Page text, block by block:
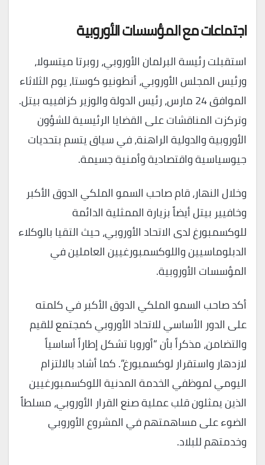
اجتماعات مع المؤسسات الأوروبية
استقبلت رئيسة البرلمان الأوروبي، روبرتا ميتسولا،
ورئيس المجلس الأوروبي، أنطونيو كوستا، يوم الثلاثاء
الموافق 24 مارس، رئيس الدولة والوزير كزافييه بيتل.
وتركزت المناقشات على القضايا الرئيسية للشؤون
الأوروبية والدولية الراهنة، في سياق يتسم بتحديات
جيوسياسية واقتصادية وأمنية جسيمة.
وخلال النهار، قام صاحب السمو الملكي الدوق الأكبر
وخافيير بيتل أيضاً بزيارة الممثلية الدائمة
للوكسمبورغ لدى الاتحاد الأوروبي، حيث التقيا بالوكلاء
الدبلوماسيين واللوكسمبورغيين العاملين في
المؤسسات الأوروبية.
أكد صاحب السمو الملكي الدوق الأكبر في كلمته
على الدور الأساسي للاتحاد الأوروبي كمجتمع للقيم
والتضامن، مذكراً بأن “أوروبا تشكل إطاراً أساسياً
لازدهار واستقرار لوكسمبورغ”. كما أشاد بالالتزام
اليومي لموظفي الخدمة المدنية اللوكسمبورغيين
الذين يمثلون قلب عملية صنع القرار الأوروبي، مسلطاً
الضوء على مساهمتهم في المشروع الأوروبي
وخدمتهم للبلاد.